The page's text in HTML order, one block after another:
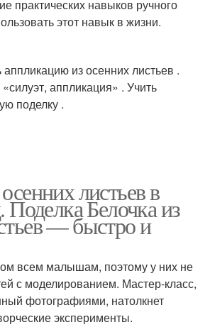
практических навыков ручного
этот навык в жизни.
из осенних листьев .
аппликация» . Учить
поделку .
листьев в
Поделка Белочка из
— быстро и
всем малышам, поэтому у них не
с моделированием. Мастер-класс,
фотографиями, натолкнет
эксперименты.